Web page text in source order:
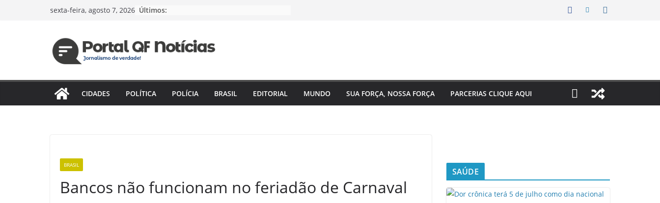
sexta-feira, agosto 7, 2026 Últimos:
CIDADES POLÍTICA POLÍCIA BRASIL EDITORIAL MUNDO SUA FORÇA, NOSSA FORÇA PARCERIAS CLIQUE AQUI
BRASIL
Bancos não funcionam no feriadão de Carnaval
SAÚDE